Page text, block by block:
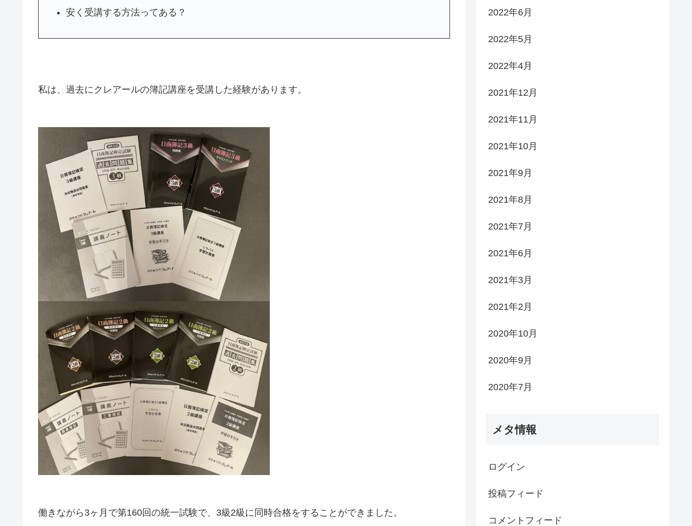
安く受講する方法ってある？
私は、過去にクレアールの簿記講座を受講した経験があります。
働きながら3ヶ月で第160回の統一試験で、3級2級に同時合格をすることができました。
2022年6月
2022年5月
2022年4月
2021年12月
2021年11月
2021年10月
2021年9月
2021年8月
2021年7月
2021年6月
2021年3月
2021年2月
2020年10月
2020年9月
2020年7月
メタ情報
ログイン
投稿フィード
コメントフィード